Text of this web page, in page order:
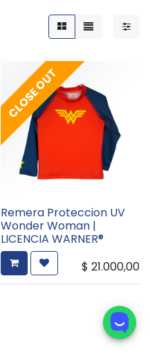
CLOSE OUT
Remera Proteccion UV
Wonder Woman |
LICENCIA WARNER®
$ 21.000,00